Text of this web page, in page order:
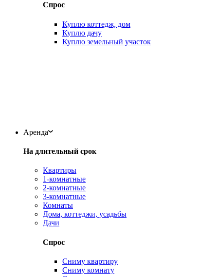
Спрос
Куплю коттедж, дом
Куплю дачу
Куплю земельный участок
Аренда
На длительный срок
Квартиры
1-комнатные
2-комнатные
3-комнатные
Комнаты
Дома, коттеджи, усадьбы
Дачи
Спрос
Сниму квартиру
Сниму комнату